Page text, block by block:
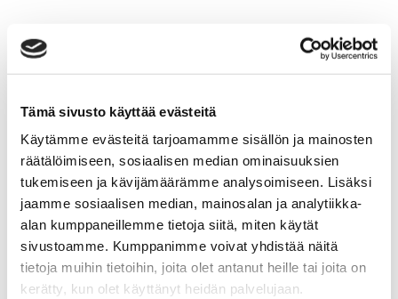
Tämä sivusto käyttää evästeitä
Käytämme evästeitä tarjoamamme sisällön ja mainosten
räätälöimiseen, sosiaalisen median ominaisuuksien
tukemiseen ja kävijämäärämme analysoimiseen. Lisäksi
jaamme sosiaalisen median, mainosalan ja analytiikka-
alan kumppaneillemme tietoja siitä, miten käytät
sivustoamme. Kumppanimme voivat yhdistää näitä
tietoja muihin tietoihin, joita olet antanut heille tai joita on
kerätty, kun olet käyttänyt heidän palvelujaan.
KYLVÄJÄNTIE 5
35 000 € 42 m²
Rivitalo 1987
2h, k, s, psh/wc, terassi
RUOTUKUJA 6
68 000 €